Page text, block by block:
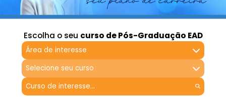
Escolha o seu curso de Pós-Graduação EAD
Área de interesse
Selecione seu curso